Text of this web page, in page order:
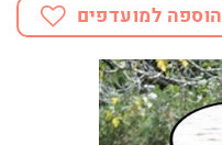
הוספה למועדפים